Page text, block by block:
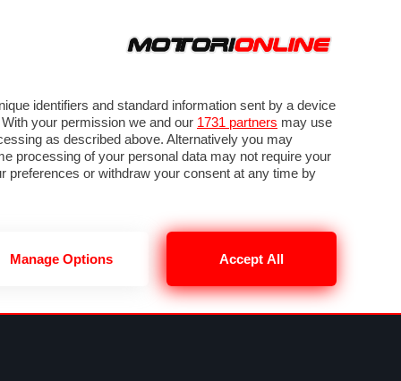
RENDERING PNEUMATICI TRAFFICO
identifiers and standard information sent by a device
your permission we and our 1731 partners may use
as described above. Alternatively you may
processing of your personal data may not require your
preferences or withdraw your consent at any time by
Manage Options Accept All